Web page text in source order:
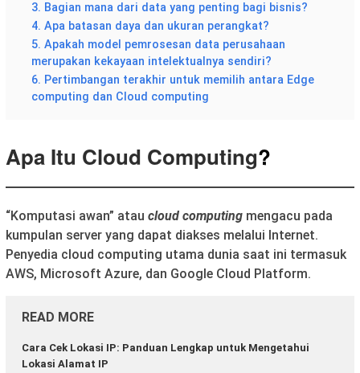
3. Bagian mana dari data yang penting bagi bisnis?
4. Apa batasan daya dan ukuran perangkat?
5. Apakah model pemrosesan data perusahaan
merupakan kekayaan intelektualnya sendiri?
6. Pertimbangan terakhir untuk memilih antara Edge
computing dan Cloud computing
Apa Itu Cloud Computing?
“Komputasi awan” atau cloud computing mengacu pada
kumpulan server yang dapat diakses melalui Internet.
Penyedia cloud computing utama dunia saat ini termasuk
AWS, Microsoft Azure, dan Google Cloud Platform.
READ MORE
Cara Cek Lokasi IP: Panduan Lengkap untuk Mengetahui
Lokasi Alamat IP